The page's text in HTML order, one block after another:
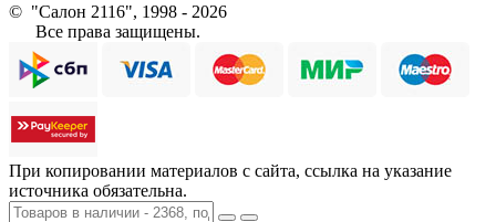
© "Салон 2116", 1998 - 2026
Все права защищены.
При копировании материалов с сайта, ссылка на указание
источника обязательна.